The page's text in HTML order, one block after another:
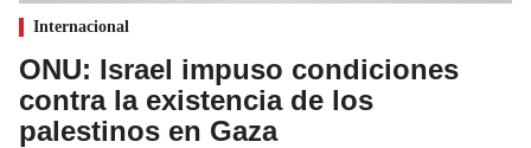
Internacional
ONU: Israel impuso condiciones
contra la existencia de los
palestinos en Gaza